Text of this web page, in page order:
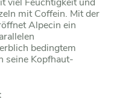
mit Coffein. Mit der
Alpecin ein
bedingtem
seine Kopfhaut-